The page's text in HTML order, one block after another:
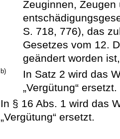
Zeuginnen,
S. 718, 776), das
Gesetzes vom 12.
geändert worden
b)
In Satz 2 wird das
„Vergütung“ ersetzt.
In § 16 Abs. 1 wird das
„Vergütung“ ersetzt.